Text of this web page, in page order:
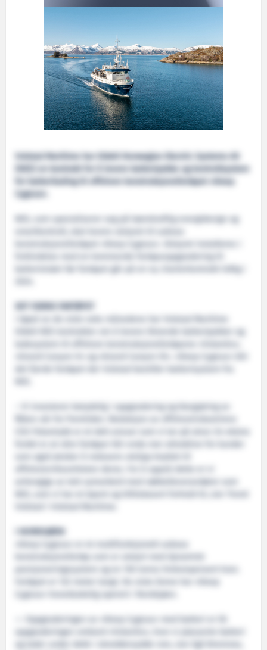
Volstad Maritime har tildelt Norwegian Electric Systems AS
(NES) en kontrakt for å levere batteripakke og kontrollsystem
for batterilading til offshore konstruksjonsfartøyet «Deep
Cygnus».
NES, som spesialiserer seg på bærekraftig energidesign og
konstruksjonsfartøyet «Deep Cygnus». Utstyret installeres i
forbindelse med en kommende fartøysoppgradering til
batteristrøm før fartøyet går på en ny charterkontrakt tidlig i
DET FJERDE FARTØYET
I løpet av de siste seks månedene har Volstad Maritime
tildelt NES kontrakter om å levere liknende batteripakker og
ladesystem til offshore konstruksjonsfartøyene «Volantis»,
«Grand Canyon II» og «Grand Canyon III». «Deep Cygnus» blir
det fjerde fartøyet der Volstad bestiller batterisystem fra
– Vi investerer betydelig i oppgradering og klargjøring av
fordel er at våre fartøyer blir enda mer attraktive for kunder
som også ønsker å redusere utslipp knyttet til
offshorevirksomheten deres. For å oppnå dette er vi
avhengige av tett samarbeid med nøkkelleverandører som
NES, som vi har et åpent og tillitsbasert forhold til, sier Trond
I NORDSJØEN
«Deep Cygnus» er et multifunksjonelt subsea
konstruksjonsfartøy som er utstyrt med dynamisk
posisjoneringssystem og en 150 tonns hivkompensert kran.
Fartøyet er 122 meter langt. De siste årene har «Deep
Cygnus» hovedsakelig operert i Nordsjøen.
¬– Oppgraderingen av «Deep Cygnus» med batteri er lik
oppgraderingen ombord «Volantis», hvor vi plasserte batteri